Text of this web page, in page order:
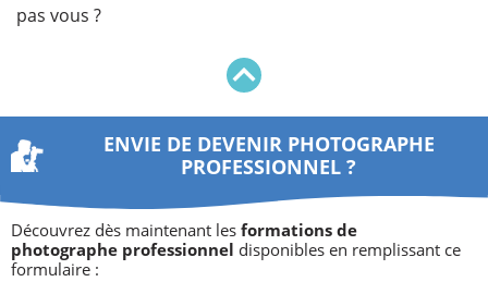
pas vous ?
ENVIE DE DEVENIR PHOTOGRAPHE
PROFESSIONNEL ?
Découvrez dès maintenant les formations de
photographe professionnel disponibles en remplissant ce
formulaire :